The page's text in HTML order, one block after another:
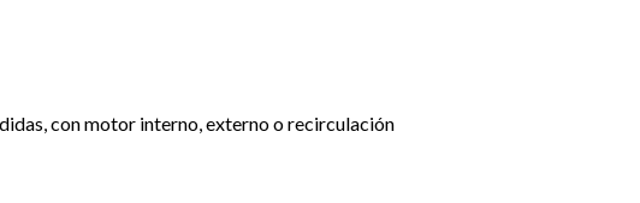
con motor interno, externo o recirculación